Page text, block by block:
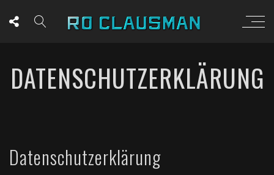
DATENSCHUTZERKLÄRUNG
Datenschutzerklärung